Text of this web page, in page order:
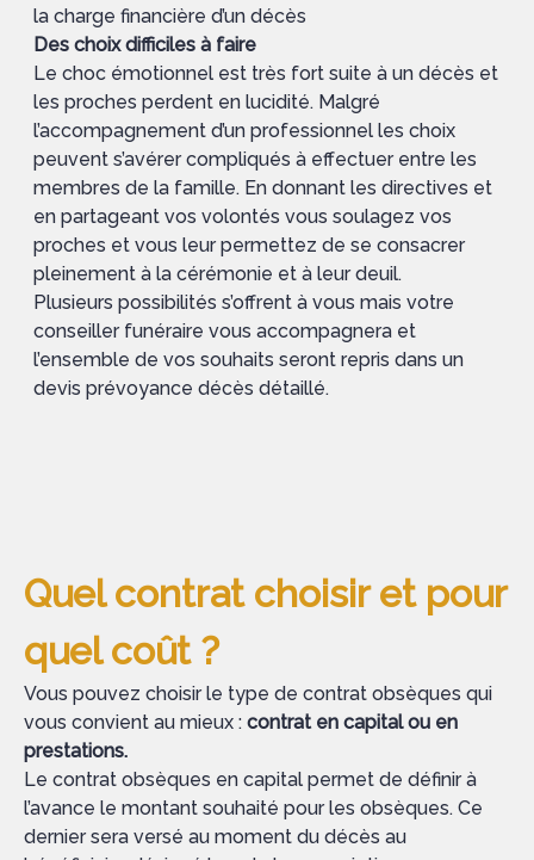
la charge financière d’un décès
Des choix difficiles à faire
Le choc émotionnel est très fort suite à un décès et
les proches perdent en lucidité. Malgré
l’accompagnement d’un professionnel les choix
peuvent s’avérer compliqués à effectuer entre les
membres de la famille. En donnant les directives et
en partageant vos volontés vous soulagez vos
proches et vous leur permettez de se consacrer
pleinement à la cérémonie et à leur deuil.
Plusieurs possibilités s’offrent à vous mais votre
conseiller funéraire vous accompagnera et
l’ensemble de vos souhaits seront repris dans un
devis prévoyance décès détaillé.
Quel contrat choisir et pour
quel coût ?
Vous pouvez choisir le type de contrat obsèques qui
vous convient au mieux : contrat en capital ou en
prestations.
Le contrat obsèques en capital permet de définir à
l’avance le montant souhaité pour les obsèques. Ce
dernier sera versé au moment du décès au